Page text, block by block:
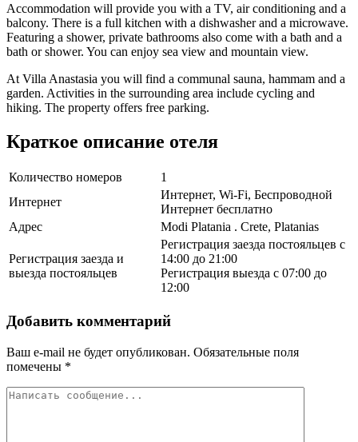
Accommodation will provide you with a TV, air conditioning and a
balcony. There is a full kitchen with a dishwasher and a microwave.
Featuring a shower, private bathrooms also come with a bath and a
bath or shower. You can enjoy sea view and mountain view.
At Villa Anastasia you will find a communal sauna, hammam and a
garden. Activities in the surrounding area include cycling and
hiking. The property offers free parking.
Краткое описание отеля
Количество номеров
1
Интернет
Интернет, Wi-Fi, Беспроводной
Интернет бесплатно
Адрес
Modi Platania . Crete, Platanias
Регистрация заезда и
выезда постояльцев
Регистрация заезда постояльцев с
14:00 до 21:00
Регистрация выезда с 07:00 до
12:00
Добавить комментарий
Ваш e-mail не будет опубликован. Обязательные поля
помечены *